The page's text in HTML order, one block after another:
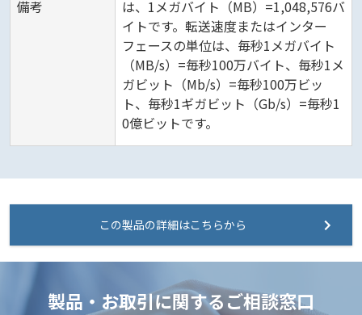
備考
は、1メガバイト（MB）=1,048,576バ
イトです。転送速度またはインター
フェースの単位は、毎秒1メガバイト
（MB/s）=毎秒100万バイト、毎秒1メ
ガビット（Mb/s）=毎秒100万ビッ
ト、毎秒1ギガビット（Gb/s）=毎秒1
0億ビットです。
この製品の詳細はこちらから
製品・お取引に関するご相談窓口